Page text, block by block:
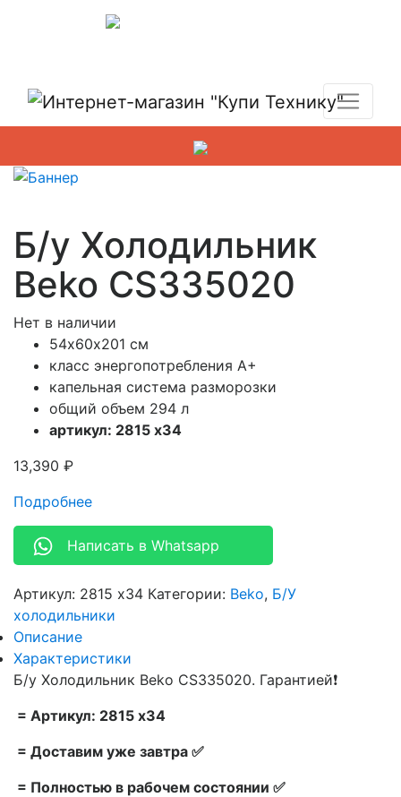
Б/у Холодильник
Beko CS335020
Нет в наличии
54х60х201 см
класс энергопотребления A+
капельная система разморозки
общий объем 294 л
артикул: 2815 x34
13,390 ₽
Подробнее
Написать в Whatsapp
Артикул: 2815 x34 Категории: Beko, Б/У
холодильники
Описание
Характеристики
Б/у Холодильник Beko CS335020. Гарантией❗
= Артикул: 2815 x34
= Доставим уже завтра ✅
= Полностью в рабочем состоянии ✅